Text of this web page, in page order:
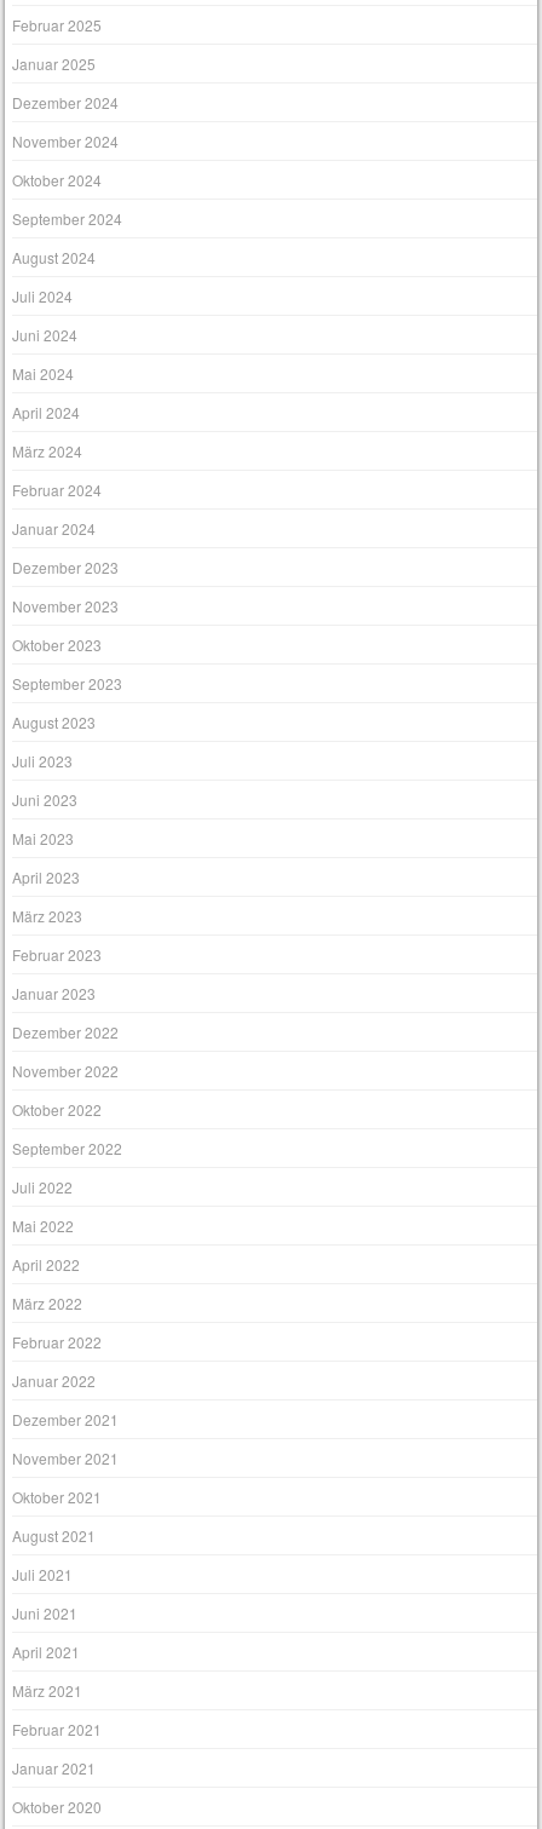
Februar 2025
Januar 2025
Dezember 2024
November 2024
Oktober 2024
September 2024
August 2024
Juli 2024
Juni 2024
Mai 2024
April 2024
März 2024
Februar 2024
Januar 2024
Dezember 2023
November 2023
Oktober 2023
September 2023
August 2023
Juli 2023
Juni 2023
Mai 2023
April 2023
März 2023
Februar 2023
Januar 2023
Dezember 2022
November 2022
Oktober 2022
September 2022
Juli 2022
Mai 2022
April 2022
März 2022
Februar 2022
Januar 2022
Dezember 2021
November 2021
Oktober 2021
August 2021
Juli 2021
Juni 2021
April 2021
März 2021
Februar 2021
Januar 2021
Oktober 2020